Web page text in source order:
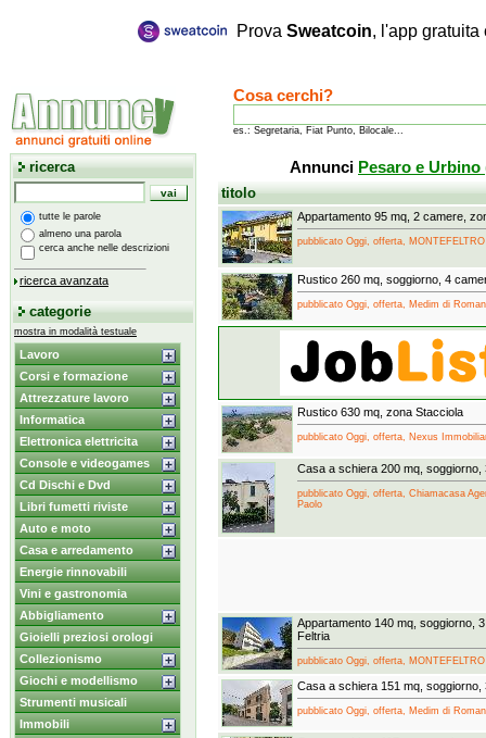
Prova Sweatcoin, l'app
Cosa cerchi?
es.: Segretaria, Fiat Punto, Bilocale...
ricerca
tutte le parole
almeno una parola
cerca anche nelle descrizioni
ricerca avanzata
categorie
mostra in modalità testuale
Lavoro
Corsi e formazione
Attrezzature lavoro
Informatica
Elettronica elettricita
Console e videogames
Cd Dischi e Dvd
Libri fumetti riviste
Auto e moto
Casa e arredamento
Energie rinnovabili
Vini e gastronomia
Abbigliamento
Gioielli preziosi orologi
Collezionismo
Giochi e modellismo
Strumenti musicali
Immobili
Annunci Pesaro e Urbino
titolo
Appartamento 95 mq, 2 camere,
pubblicato Oggi, offerta,
Rustico 260 mq, soggiorno, 4
pubblicato Oggi, offerta, Medim di
Rustico 630 mq, zona Stacciola
pubblicato Oggi, offerta, Nexus
Casa a schiera 200 mq, soggiorno,
pubblicato Oggi, offerta, Chiamacasa
Paolo
Appartamento 140 mq, soggiorno,
Feltria
pubblicato Oggi, offerta,
Casa a schiera 151 mq,
pubblicato Oggi, offerta, Medim di